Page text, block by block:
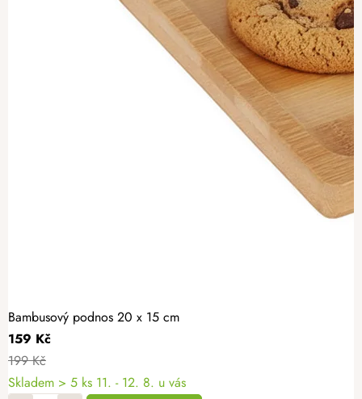
Bambusový podnos 20 x 15 cm
159 Kč
199 Kč
Skladem > 5 ks 11. - 12. 8. u vás